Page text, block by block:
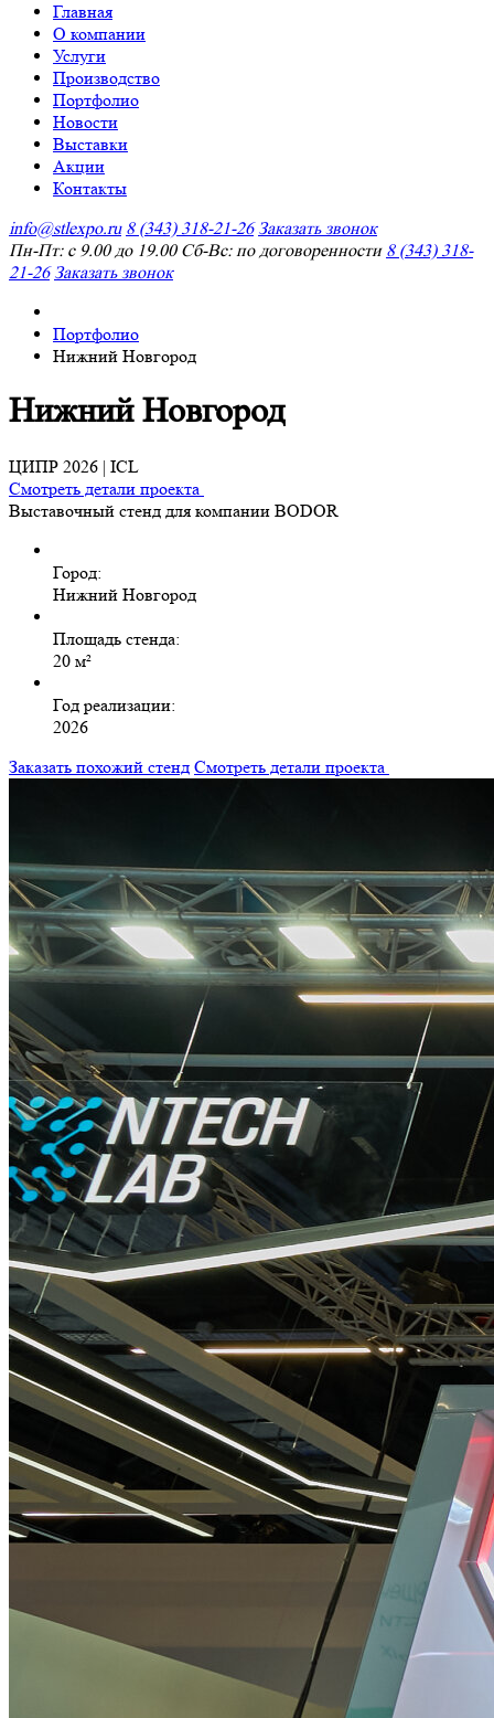
Главная
О компании
Услуги
Производство
Портфолио
Новости
Выставки
Акции
Контакты
info@stlexpo.ru 8 (343) 318-21-26 Заказать звонок
Пн-Пт: с 9.00 до 19.00 Сб-Вс: по договоренности 8 (343) 318-
21-26 Заказать звонок
Портфолио
Нижний Новгород
Нижний Новгород
ЦИПР 2026 | ICL
Смотреть детали проекта
Выставочный стенд для компании BODOR
Город:
Нижний Новгород
Площадь стенда:
20 м²
Год реализации:
2026
Заказать похожий стенд Смотреть детали проекта